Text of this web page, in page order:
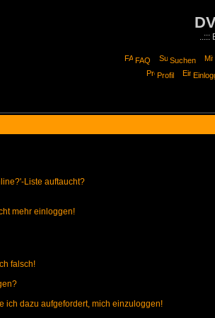
..:::
FAQ Suchen
Profil
Liste auftaucht?
mehr einloggen!
falsch!
ich dazu aufgefordert, mich einzuloggen!